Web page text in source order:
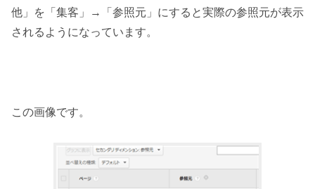
他」を「集客」→「参照元」にすると実際の参照元が表示
されるようになっています。
この画像です。